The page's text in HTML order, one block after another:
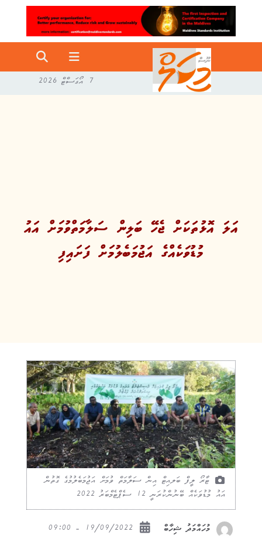
7 އޯގަސްޓް 2026
އަލަ އޮޅުތަކަށް ޖެހޭ ބަލިން ސަލާމަތްވުމަށް އައު
މުޑުވަކެއްގެ އަޖުމަބެލުމަށް ފަށައިފި
ޓާރޯ ލީފް ބަލއިޓް އިން ސަލާމަތް ވުމަށް އަޖުމަބެލުމުގެ ގޮތުން
އައު މުޑުވަކެއް ބޭނުންކުރަނީ 12 ސެޕްޓެމްބަރު 2022
މުހައްމަދު ޝިހާބް